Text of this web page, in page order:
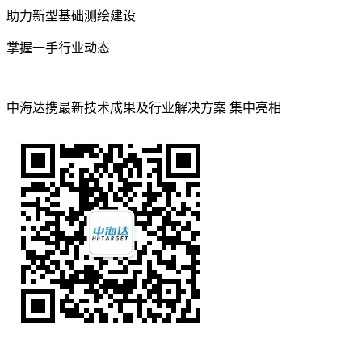
助力新型基础测绘建设
掌握一手行业动态
中海达携最新技术成果及行业解决方案 集中亮相